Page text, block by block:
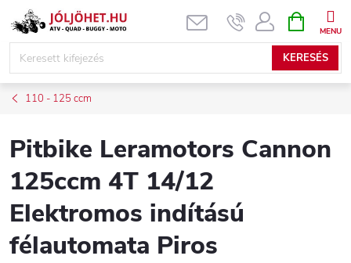
Ugrás
KERESÉS
KOSÁR
110 - 125 ccm
Pitbike Leramotors Cannon
125ccm 4T 14/12
Elektromos indítású
félautomata Piros